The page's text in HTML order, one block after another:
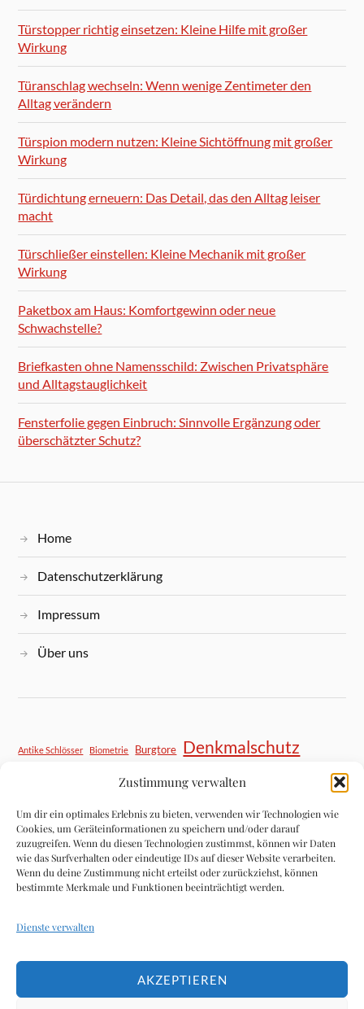
Zustimmung verwalten
Um dir ein optimales Erlebnis zu bieten, verwenden wir Technologien wie
Cookies, um Geräteinformationen zu speichern und/oder darauf
zuzugreifen. Wenn du diesen Technologien zustimmst, können wir Daten
wie das Surfverhalten oder eindeutige IDs auf dieser Website verarbeiten.
Wenn du deine Zustimmung nicht erteilst oder zurückziehst, können
bestimmte Merkmale und Funktionen beeinträchtigt werden.
Dienste verwalten
AKZEPTIEREN
Türstopper richtig einsetzen: Kleine Hilfe mit großer
Wirkung
Türanschlag wechseln: Wenn wenige Zentimeter den
Alltag verändern
Türspion modern nutzen: Kleine Sichtöffnung mit großer
Wirkung
Türdichtung erneuern: Das Detail, das den Alltag leiser
macht
Türschließer einstellen: Kleine Mechanik mit großer
Wirkung
Paketbox am Haus: Komfortgewinn oder neue
Schwachstelle?
Briefkasten ohne Namensschild: Zwischen Privatsphäre
und Alltagstauglichkeit
Fensterfolie gegen Einbruch: Sinnvolle Ergänzung oder
überschätzter Schutz?
Home
Datenschutzerklärung
Impressum
Über uns
Antike Schlösser Biometrie Burgtore Denkmalschutz
Einbruchschutz Eingangsbereich
Mietwohnung Sicherheit
Mittelalter Nachrüsten Tipps
Nachrüstung
Notfallhilfe
Objektschutz Panzerriegel Pilzkopfverriegelung
Privatsphäre Restaurierung Schließanlage Schließtechnik
Schließzylinder Schlossaustausch Schlosspflege
Schlosswechsel
Sicherheitstechnik
Türschloss klemmt Türsicherheit
Türspion